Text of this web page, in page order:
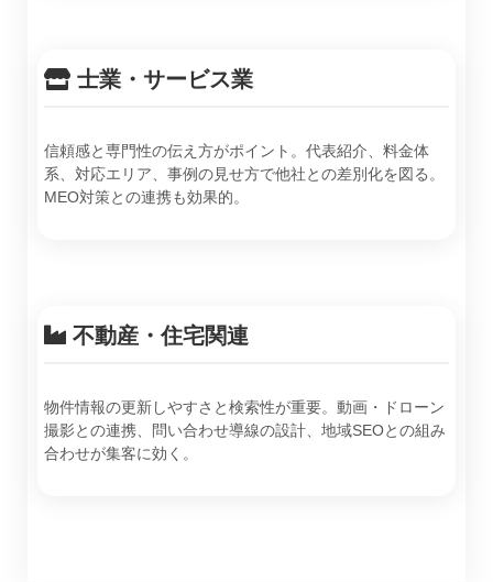
士業・サービス業
信頼感と専門性の伝え方がポイント。代表紹介、料金体
系、対応エリア、事例の見せ方で他社との差別化を図る。
MEO対策との連携も効果的。
不動産・住宅関連
物件情報の更新しやすさと検索性が重要。動画・ドローン
撮影との連携、問い合わせ導線の設計、地域SEOとの組み
合わせが集客に効く。